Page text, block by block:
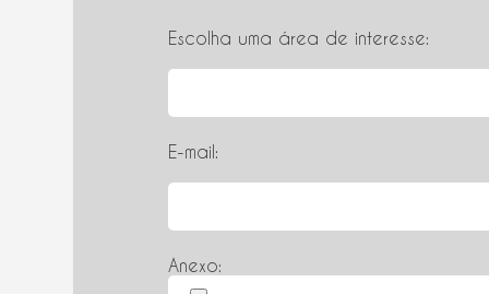
Escolha uma área de interesse:
E-mail:
Anexo: